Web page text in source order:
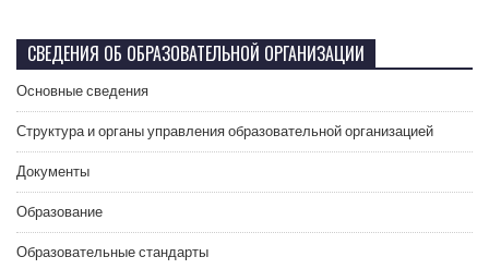
СВЕДЕНИЯ ОБ ОБРАЗОВАТЕЛЬНОЙ ОРГАНИЗАЦИИ
Основные сведения
Структура и органы управления образовательной организацией
Документы
Образование
Образовательные стандарты